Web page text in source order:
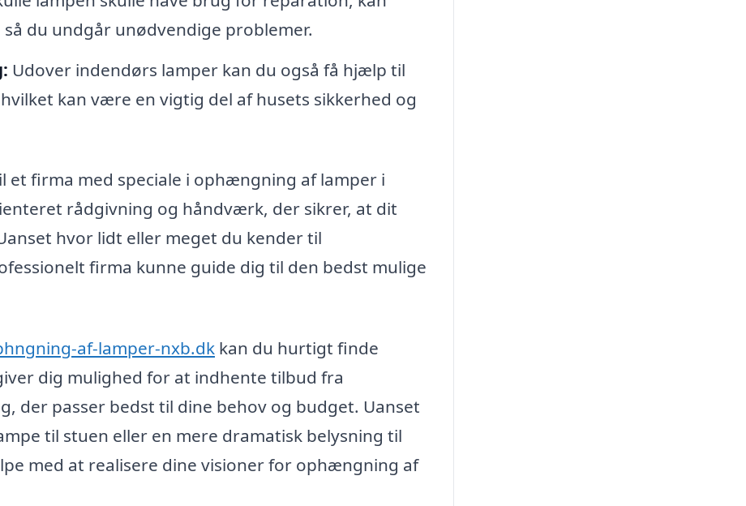
du undgår unødvendige problemer.
Udover indendørs lamper kan du også få hjælp til
kan være en vigtig del af husets sikkerhed og
et firma med speciale i ophængning af lamper i
rådgivning og håndværk, der sikrer, at dit
hvor lidt eller meget du kender til
firma kunne guide dig til den bedst mulige
af-lamper-nxb.dk kan du hurtigt finde
dig mulighed for at indhente tilbud fra
der passer bedst til dine behov og budget. Uanset
til stuen eller en mere dramatisk belysning til
med at realisere dine visioner for ophængning af